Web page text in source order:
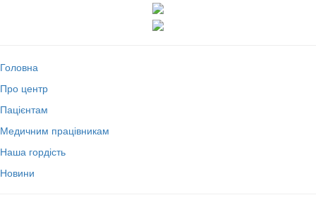
Головна
Про центр
Пацієнтам
Медичним працівникам
Наша гордість
Новини